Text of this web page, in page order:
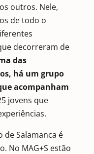
outros. Nele,
de todo o
decorreram de
das
há um grupo
acompanham
jovens que
de Salamanca é
No MAG+S estão